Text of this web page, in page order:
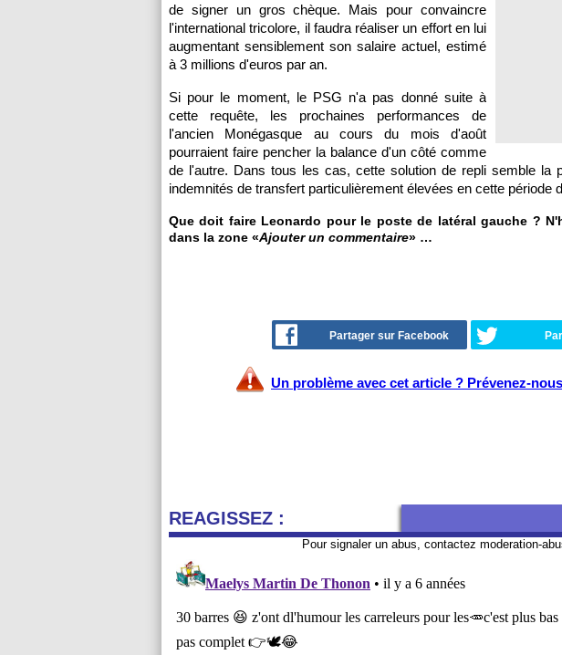
de signer un gros chèque. Mais pour convaincre
l'international tricolore, il faudra réaliser un effort en lui
augmentant sensiblement son salaire actuel, estimé
à 3 millions d'euros par an.
Si pour le moment, le PSG n'a pas donné suite à
cette requête, les prochaines performances de
l'ancien Monégasque au cours du mois d'août
pourraient faire pencher la balance d'un côté comme
de l'autre. Dans tous les cas, cette solution de repli semble la
indemnités de transfert particulièrement élevées en cette période
Que doit faire Leonardo pour le poste de latéral gauche ?
dans la zone «Ajouter un commentaire» …
Partager sur Facebook
Un problème avec cet article ? Prévenez-
REAGISSEZ :
Pour signaler un abus, contactez moderation-